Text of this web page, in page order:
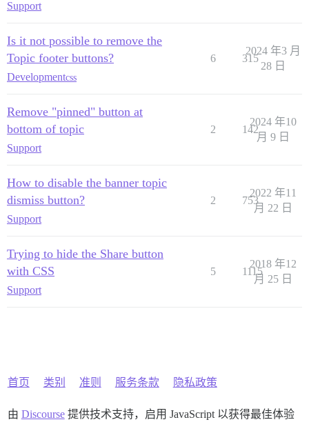
Support
Is it not possible to remove the
Topic footer buttons?
Developmentcss
6 315
2024 年3 月
28 日
Remove "pinned" button at
bottom of topic
Support
2 142
2024 年10
月 9 日
How to disable the banner topic
dismiss button?
Support
2 753
2022 年11
月 22 日
Trying to hide the Share button
with CSS
Support
5 1115
2018 年12
月 25 日
首页 类别 准则 服务条款 隐私政策
由 Discourse提供技术支持，启用 JavaScript 以获得最佳体验